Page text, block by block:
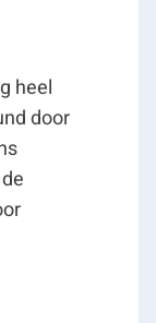
grootte van
(huur plus
heel
door